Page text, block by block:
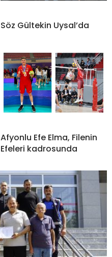
Söz Gültekin Uysal’da
Afyonlu Efe Elma, Filenin
Efeleri kadrosunda